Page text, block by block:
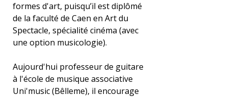
formes d'art, puisqu’il est diplômé
de la faculté de Caen en Art du
Spectacle, spécialité cinéma (avec
une option musicologie).
Aujourd'hui professeur de guitare
à l'école de musique associative
Uni'music (Bêlleme), il encourage